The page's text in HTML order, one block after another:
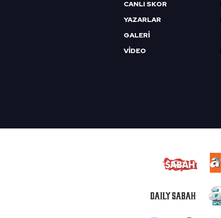
CANLI SKOR
YAZARLAR
GALERİ
VİDEO